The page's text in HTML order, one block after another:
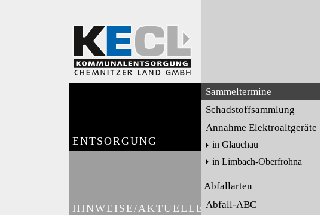
ENTSORGUNG
Sammeltermine
Schadstoffsammlung
Annahme Elektroaltgeräte
in Glauchau
in Limbach-Oberfrohna
Abfallarten
Abfall-ABC
HINWEISE/AKTUELLES